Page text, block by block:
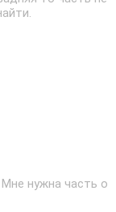
нужна часть о